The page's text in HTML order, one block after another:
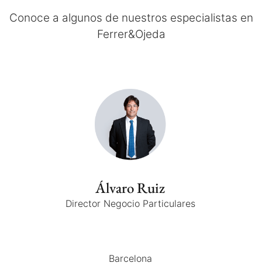
Conoce a algunos de nuestros especialistas en
Ferrer&Ojeda
Álvaro Ruiz
Director Negocio Particulares
Barcelona